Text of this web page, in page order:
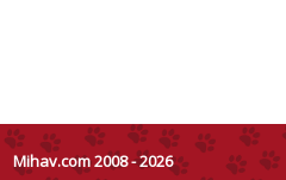
Mihav.com 2008 - 2026